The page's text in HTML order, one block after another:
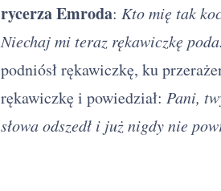
rycerza Emroda: Kto mię tak
Niechaj mi teraz rękawiczkę poda.
podniósł rękawiczkę, ku
rękawiczkę i powiedział: Pani,
słowa odszedł i już nigdy nie